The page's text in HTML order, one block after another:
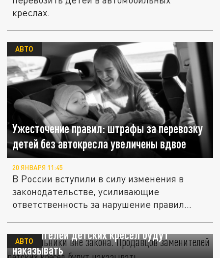
креслах.
Ужесточение правил: штрафы за перевозку
детей без автокресла увеличены вдвое
АВТО
20 ЯНВАРЯ 11:45
В России вступили в силу изменения в
законодательстве, усиливающие
ответственность за нарушение правил...
"Треугольники" вне закона. Продавцов
заменителей детских кресел будут
наказывать
АВТО